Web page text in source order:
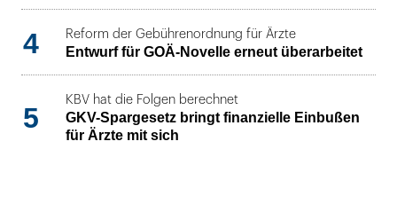
4 Reform der Gebührenordnung für Ärzte
Entwurf für GOÄ-Novelle erneut überarbeitet
5
KBV hat die Folgen berechnet
GKV-Spargesetz bringt finanzielle Einbußen
für Ärzte mit sich